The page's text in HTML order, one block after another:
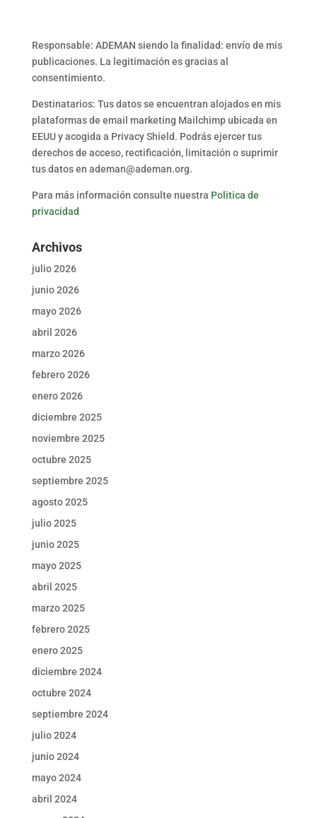
Responsable: ADEMAN siendo la finalidad: envío de mis
publicaciones. La legitimación es gracias al
consentimiento.
Destinatarios: Tus datos se encuentran alojados en mis
plataformas de email marketing Mailchimp ubicada en
EEUU y acogida a Privacy Shield. Podrás ejercer tus
derechos de acceso, rectificación, limitación o suprimir
tus datos en ademan@ademan.org.
Para más información consulte nuestra Politica de
privacidad
Archivos
julio 2026
junio 2026
mayo 2026
abril 2026
marzo 2026
febrero 2026
enero 2026
diciembre 2025
noviembre 2025
octubre 2025
septiembre 2025
agosto 2025
julio 2025
junio 2025
mayo 2025
abril 2025
marzo 2025
febrero 2025
enero 2025
diciembre 2024
octubre 2024
septiembre 2024
julio 2024
junio 2024
mayo 2024
abril 2024